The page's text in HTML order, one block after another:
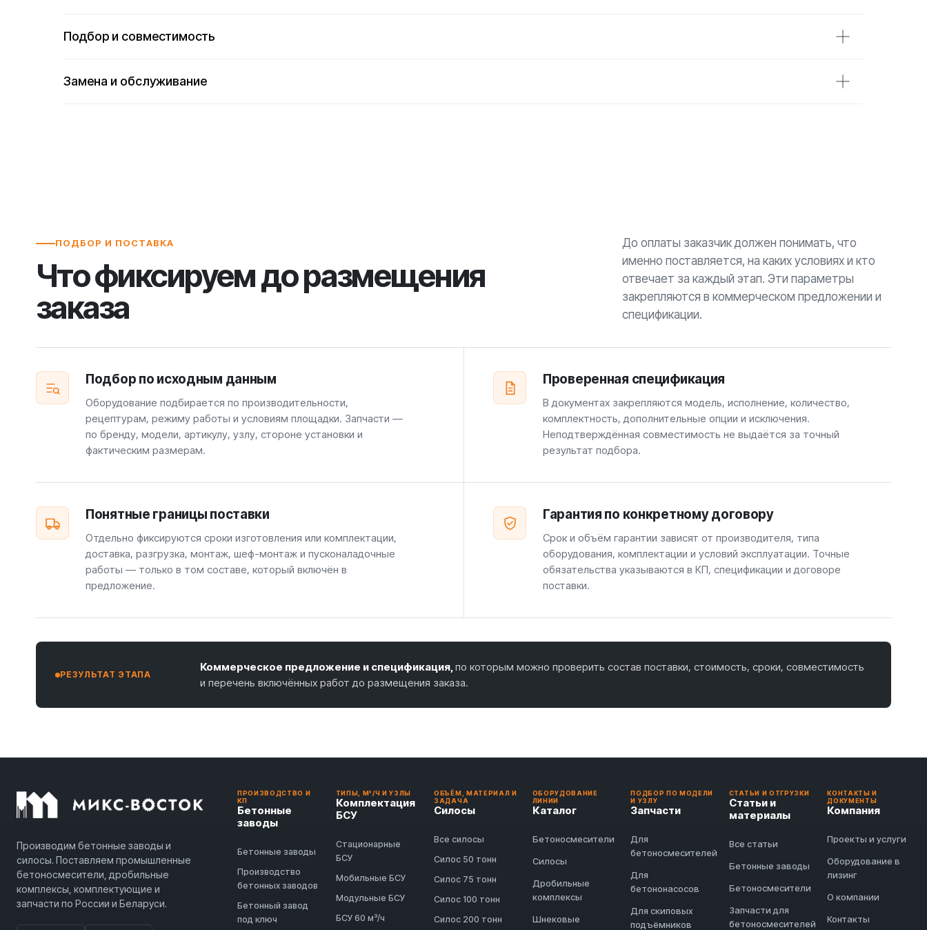
Подбор и совместимость
Замена и обслуживание
ПОДБОР И ПОСТАВКА
Что фиксируем до размещения
заказа
До оплаты заказчик должен понимать, что
именно поставляется, на каких условиях и кто
отвечает за каждый этап. Эти параметры
закрепляются в коммерческом предложении и
спецификации.
Подбор по исходным данным
Оборудование подбирается по производительности,
рецептурам, режиму работы и условиям площадки. Запчасти —
по бренду, модели, артикулу, узлу, стороне установки и
фактическим размерам.
Проверенная спецификация
В документах закрепляются модель, исполнение, количество,
комплектность, дополнительные опции и исключения.
Неподтверждённая совместимость не выдаётся за точный
результат подбора.
Понятные границы поставки
Отдельно фиксируются сроки изготовления или комплектации,
доставка, разгрузка, монтаж, шеф-монтаж и пусконаладочные
работы — только в том составе, который включён в
предложение.
Гарантия по конкретному договору
Срок и объём гарантии зависят от производителя, типа
оборудования, комплектации и условий эксплуатации. Точные
обязательства указываются в КП, спецификации и договоре
поставки.
РЕЗУЛЬТАТ ЭТАПА
Коммерческое предложение и спецификация,по которым можно проверить состав поставки, стоимость, сроки, совместимость
и перечень включённых работ до размещения заказа.
Производим бетонные заводы и
силосы. Поставляем промышленные
бетоносмесители, дробильные
комплексы, комплектующие и
запчасти по России и Беларуси.
ПРОИЗВОДСТВО И
КП
Бетонные
заводы
Бетонные заводы
Производство
бетонных заводов
Бетонный завод
под ключ
ТИПЫ, М³/Ч И УЗЛЫ
Комплектация
БСУ
Стационарные
БСУ
Мобильные БСУ
Модульные БСУ
БСУ 60 м³/ч
ОБЪЁМ, МАТЕРИАЛ И
ЗАДАЧА
Силосы
Все силосы
Силос 50 тонн
Силос 75 тонн
Силос 100 тонн
Силос 200 тонн
ОБОРУДОВАНИЕ
ЛИНИИ
Каталог
Бетоносмесители
Силосы
Дробильные
комплексы
Шнековые
ПОДБОР ПО МОДЕЛИ
И УЗЛУ
Запчасти
Для
бетоносмесителей
Для
бетононасосов
Для скиповых
подъёмников
СТАТЬИ И ОТГРУЗКИ
Статьи и
материалы
Все статьи
Бетонные заводы
Бетоносмесители
Запчасти для
бетоносмесителей
КОНТАКТЫ И
ДОКУМЕНТЫ
Компания
Проекты и услуги
Оборудование в
лизинг
О компании
Контакты